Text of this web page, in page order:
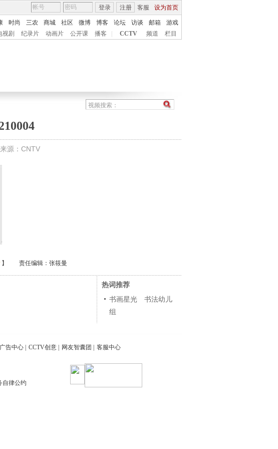
客服 设为首页
登录 注册
时尚 三农 商城 社区 微博 博客 论坛 访谈 邮箱
游戏
视剧 纪录片 动画片 公开课 播客 CCTV 频道 栏目
源：CNTV
】 责任编辑：张筱曼
热词推荐
书画星光 书法幼儿
组
告中心 CCTV创意 网友智囊团 客服中心
自律公约